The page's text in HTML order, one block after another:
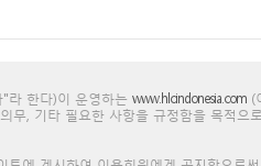
라 한다)이 운영하는 www.hlcindonesia.com (
무, 기타 필요한 사항을 규정함을 목적으